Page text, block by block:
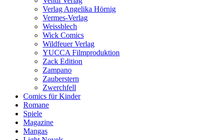
Verlag Angelika Hörnig
Vermes-Verlag
Weissblech
Wick Comics
Wildfeuer Verlag
YUCCA Filmproduktion
Zack Edition
Zampano
Zauberstern
Zwerchfell
Comics für Kinder
Romane
Spiele
Magazine
Mangas